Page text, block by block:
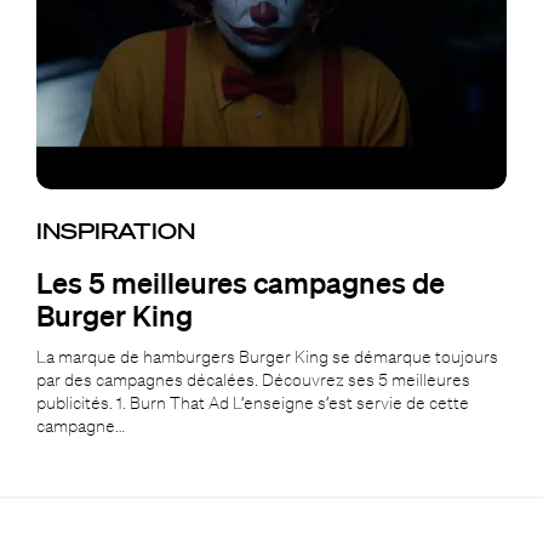
INSPIRATION
Les 5 meilleures campagnes de
Burger King
La marque de hamburgers Burger King se démarque toujours
par des campagnes décalées. Découvrez ses 5 meilleures
publicités. 1. Burn That Ad L’enseigne s’est servie de cette
campagne…